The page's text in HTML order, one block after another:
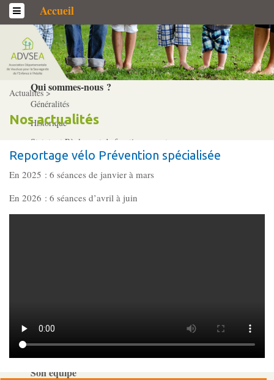
Accueil
L’association
Qui sommes-­nous ?
Généralités
Historique
Statuts et Règlement de fonctionnement
Nos partenaires
Institutionnels
Acteurs
Le siège
Son équipe
Actualités >
Nos actualités
Reportage vélo Prévention spécialisée
En 2025 : 6 séances de janvier à mars
En 2026 : 6 séances d’avril à juin